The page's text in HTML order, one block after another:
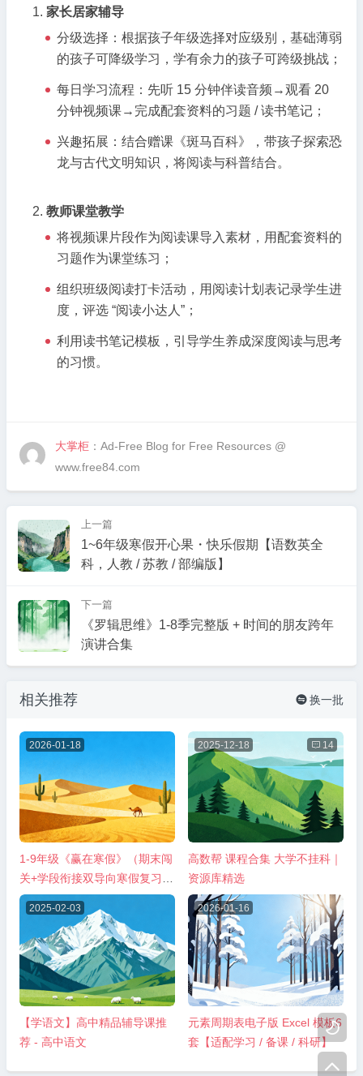


家长居家辅导
分级选择：根据孩子年级选择对应级别，基础薄弱
的孩子可降级学习，学有余力的孩子可跨级挑战；
每日学习流程：先听 15 分钟伴读音频→观看 20
分钟视频课→完成配套资料的习题 / 读书笔记；
兴趣拓展：结合赠课《斑马百科》，带孩子探索恐
龙与古代文明知识，将阅读与科普结合。
教师课堂教学
将视频课片段作为阅读课导入素材，用配套资料的
习题作为课堂练习；
组织班级阅读打卡活动，用阅读计划表记录学生进
度，评选 “阅读小达人”；
利用读书笔记模板，引导学生养成深度阅读与思考
的习惯。
大掌柜 ：Ad-Free Blog for Free Resources @
www.free84.com
上一篇
1~6年级寒假开心果・快乐假期【语数英全
科，人教 / 苏教 / 部编版】
下一篇
《罗辑思维》1-8季完整版 + 时间的朋友跨年
演讲合集
相关推荐  换一批
2026-01-18
1-9年级《赢在寒假》（期末闯
关+学段衔接双导向寒假复习资
料）
2025-12-18  14
高数帮 课程合集 大学不挂科｜
资源库精选
2025-02-03
【学语文】高中精品辅导课推
荐 - 高中语文
2026-01-16
元素周期表电子版 Excel 模板6
套【适配学习 / 备课 / 科研】